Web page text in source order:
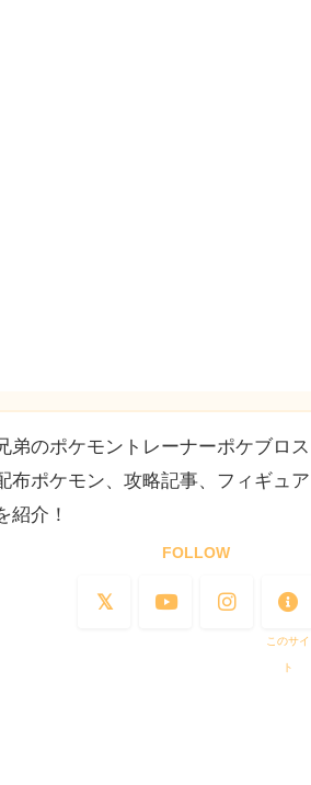
弟のポケモントレーナーポケブロス
布ポケモン、攻略記事、フィギュ
紹介！
FOLLOW
このサイ
ト